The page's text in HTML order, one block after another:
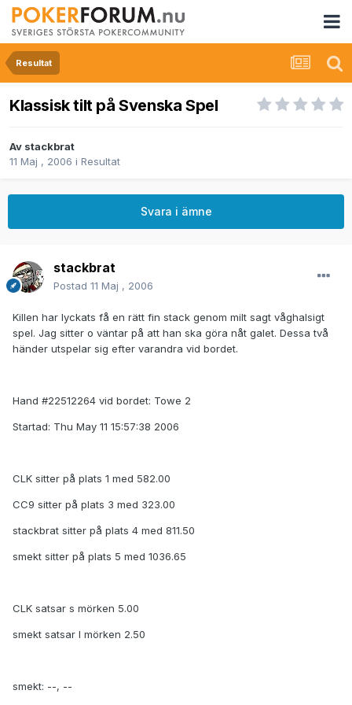
Resultat
Klassisk tilt på Svenska Spel
Av stackbrat
11 Maj , 2006 i Resultat
Svara i ämne
stackbrat
Postad 11 Maj , 2006
Killen har lyckats få en rätt fin stack genom milt sagt våghalsigt
spel. Jag sitter o väntar på att han ska göra nåt galet. Dessa två
händer utspelar sig efter varandra vid bordet.
Hand #22512264 vid bordet: Towe 2
Startad: Thu May 11 15:57:38 2006
CLK sitter på plats 1 med 582.00
CC9 sitter på plats 3 med 323.00
stackbrat sitter på plats 4 med 811.50
smekt sitter på plats 5 med 1036.65
CLK satsar s mörken 5.00
smekt satsar l mörken 2.50
smekt: --, --